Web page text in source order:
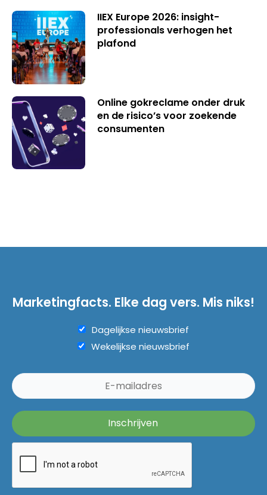
IIEX Europe 2026: insight-
professionals verhogen het
plafond
Online gokreclame onder druk
en de risico’s voor zoekende
consumenten
Marketingfacts. Elke dag vers. Mis niks!
Dagelijkse nieuwsbrief
Wekelijkse nieuwsbrief